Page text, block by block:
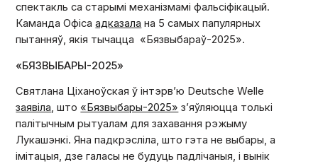
спектакль са старымі механізмамі фальсіфікацый.
Каманда Офісаадказала на 5 самых папулярных
пытанняў, якія тычацца «Бязвыбараў-2025».
«БЯЗВЫБАРЫ-2025»
Святлана Ціханоўская ў інтэрв’ю Deutsche Welle
заявіла, што «Бязвыбары-2025» з’яўляюцца толькі
палітычным рытуалам для захавання рэжыму
Лукашэнкі. Яна падкрэсліла, што гэта не выбары, а
імітацыя, дзе галасы не будуць падлічаныя, і вынік